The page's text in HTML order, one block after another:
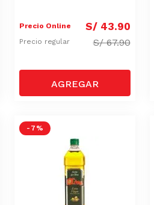
Precio Online S/ 43.90
Precio regular S/67.90
- 7 %